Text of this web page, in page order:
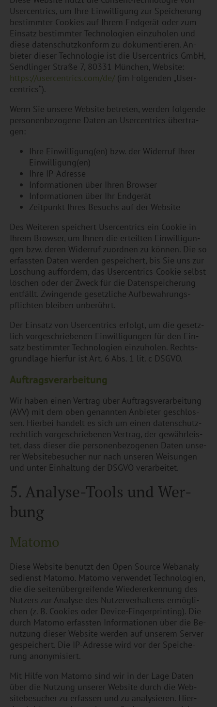
User­cen­trics, um Ihre Ein­wil­li­gung zur Spei­che­rung
be­stimm­ter Coo­kies auf Ihrem End­ge­rät oder zum
Ein­satz be­stimm­ter Tech­no­lo­gi­en ein­zu­ho­len und
diese da­ten­schutz­kon­form zu do­ku­men­tie­ren. An­
bie­ter die­ser Tech­no­lo­gie ist die User­cen­trics GmbH,
Send­lin­ger Stra­ße 7, 80331 Mün­chen, Web­site:
https://​use​rcen​tric​s.​com/​de/(im Fol­gen­den „User­
cen­trics“).
Wenn Sie un­se­re Web­site be­tre­ten, wer­den fol­gen­de
per­so­nen­be­zo­ge­ne Daten an User­cen­trics über­tra­
gen:
Ihre Ein­wil­li­gung(en) bzw. der Wi­der­ruf Ihrer
Ein­wil­li­gung(en)
Ihre IP-Adres­se
In­for­ma­tio­nen über Ihren Brow­ser
In­for­ma­tio­nen über Ihr End­ge­rät
Zeit­punkt Ihres Be­suchs auf der Web­site
Des Wei­te­ren spei­chert User­cen­trics ein Coo­kie in
Ihrem Brow­ser, um Ihnen die er­teil­ten Ein­wil­li­gun­
gen bzw. deren Wi­der­ruf zu­ord­nen zu kön­nen. Die so
er­fass­ten Daten wer­den ge­spei­chert, bis Sie uns zur
Lö­schung auf­for­dern, das User­cen­trics-Coo­kie selbst
lö­schen oder der Zweck für die Da­ten­spei­che­rung
ent­fällt. Zwin­gen­de ge­setz­li­che Auf­be­wah­rungs­
pflich­ten blei­ben un­be­rührt.
Der Ein­satz von User­cen­trics er­folgt, um die ge­setz­
lich vor­ge­schrie­be­nen Ein­wil­li­gun­gen für den Ein­
satz be­stimm­ter Tech­no­lo­gi­en ein­zu­ho­len. Rechts­
grund­la­ge hier­für ist Art. 6 Abs. 1 lit. c DSGVO.
Auf­trags­ver­ar­bei­tung
Wir haben einen Ver­trag über Auf­trags­ver­ar­bei­tung
(AVV) mit dem oben ge­nann­ten An­bie­ter ge­schlos­
sen. Hier­bei han­delt es sich um einen da­ten­schutz­
recht­lich vor­ge­schrie­be­nen Ver­trag, der ge­währ­leis­
tet, dass die­ser die per­so­nen­be­zo­ge­nen Daten un­se­
rer Web­site­be­su­cher nur nach un­se­ren Wei­sun­gen
und unter Ein­hal­tung der DSGVO ver­ar­bei­tet.
5. Ana­ly­se-Tools und Wer­
bung
Ma­tomo
Diese Web­site be­nutzt den Open Source Web­ana­ly­
se­dienst Ma­tomo. Ma­tomo ver­wen­det Tech­no­lo­gi­en,
die die sei­ten­über­grei­fen­de Wie­der­erken­nung des
Nut­zers zur Ana­ly­se des Nut­zer­ver­hal­tens er­mög­li­
chen (z. B. Coo­kies oder De­vice-Fin­ger­prin­ting). Die
durch Ma­tomo er­fass­ten In­for­ma­tio­nen über die Be­
nut­zung die­ser Web­site wer­den auf un­se­rem Ser­ver
ge­spei­chert. Die IP-Adres­se wird vor der Spei­che­
rung an­ony­mi­siert.
Mit Hilfe von Ma­tomo sind wir in der Lage Daten
über die Nut­zung un­se­rer Web­site durch die Web­
site­be­su­cher zu er­fas­sen und zu ana­ly­sie­ren. Hier­